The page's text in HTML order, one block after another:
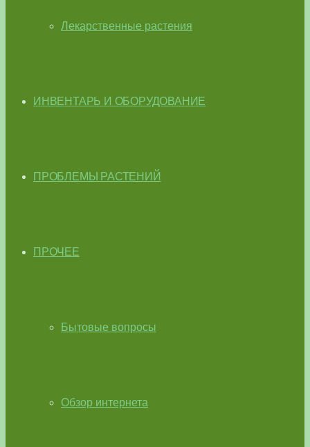
Лекарственные растения
ИНВЕНТАРЬ И ОБОРУДОВАНИЕ
ПРОБЛЕМЫ РАСТЕНИЙ
ПРОЧЕЕ
Бытовые вопросы
Обзор интернета